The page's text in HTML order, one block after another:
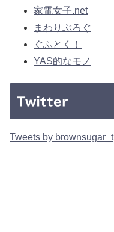
家電女子.net
まわりぶろぐ
ぐふとく！
YAS的なモノ
Twitter
Tweets by brownsugar_t